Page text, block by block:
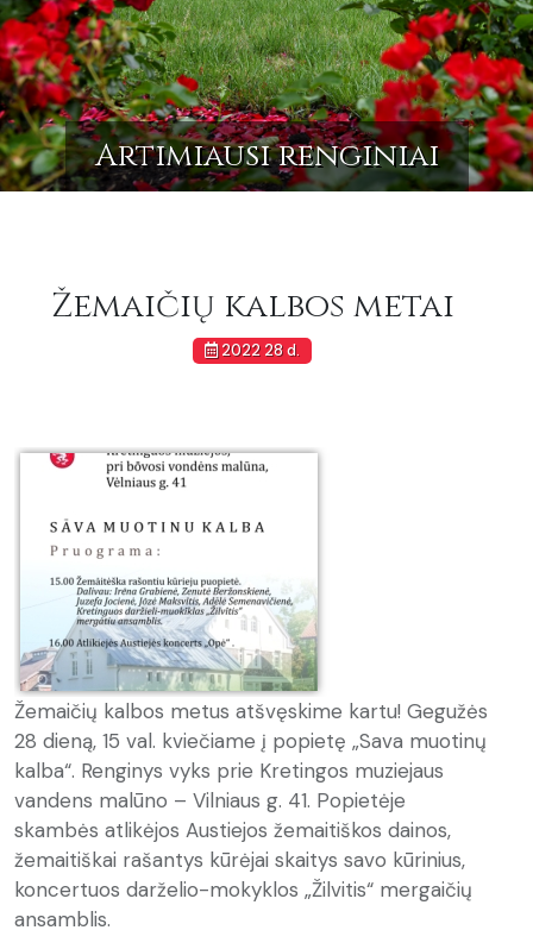
Artimiausi renginiai
Žemaičių kalbos metai
2022 28 d.
Žemaičių kalbos metus atšvęskime kartu! Gegužės
28 dieną, 15 val. kviečiame į popietę „Sava muotinų
kalba“. Renginys vyks prie Kretingos muziejaus
vandens malūno – Vilniaus g. 41. Popietėje
skambės atlikėjos Austiejos žemaitiškos dainos,
žemaitiškai rašantys kūrėjai skaitys savo kūrinius,
koncertuos darželio-mokyklos „Žilvitis“ mergaičių
ansamblis.